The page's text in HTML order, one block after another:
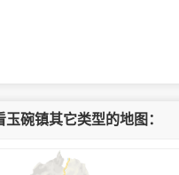
碗镇其它类型的地图：